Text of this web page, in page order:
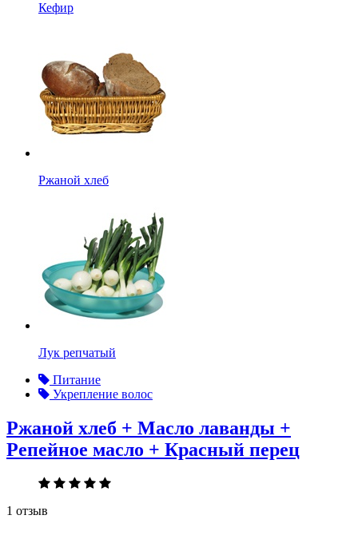
Кефир
Ржаной хлеб
Лук репчатый
Питание
Укрепление волос
Ржаной хлеб + Масло лаванды +
Репейное масло + Красный перец
1 отзыв